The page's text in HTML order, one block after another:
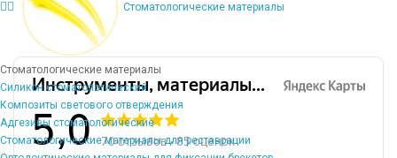
Стоматологические материалы
Стоматологические материалы
Силикон стоматологический
Композиты светового отверждения
Адгезивы стоматологические
Стоматологические материалы для реставрации